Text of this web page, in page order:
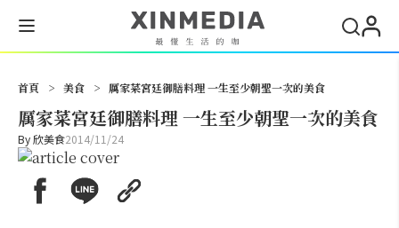
首頁 > 美食 > 厲家菜宮廷御膳料理 一生至少朝聖一次的美食
厲家菜宮廷御膳料理 一生至少朝聖一次的美食
By欣美食2014/11/24